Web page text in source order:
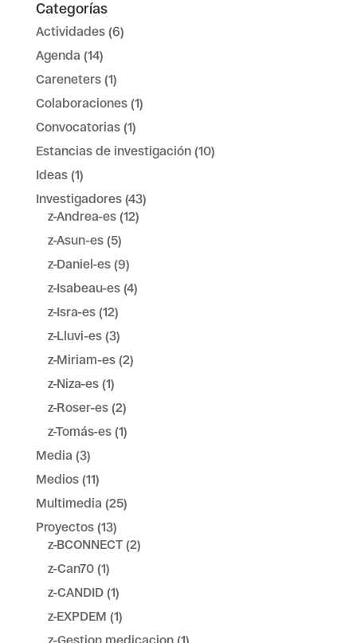
Categorías
Actividades(6)
Agenda (14)
Careneters(1)
Colaboraciones(1)
Convocatorias(1)
Estancias de investigación(10)
Ideas(1)
Investigadores(43)
z-Andrea-es(12)
z-Asun-es(5)
z-Daniel-es(9)
z-Isabeau-es(4)
z-Isra-es(12)
z-Lluvi-es(3)
z-Miriam-es(2)
z-Niza-es(1)
z-Roser-es(2)
z-Tomás-es(1)
Media (3)
Medios(11)
Multimedia (25)
Proyectos(13)
z-BCONNECT(2)
z-Can70(1)
z-CANDID(1)
z-EXPDEM (1)